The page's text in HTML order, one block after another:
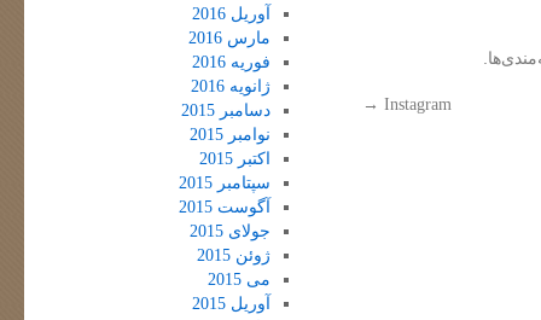
Instagram
→
آوریل 2016
مارس 2016
فوریه 2016
ژانویه 2016
دسامبر 2015
نوامبر 2015
اکتبر 2015
سپتامبر 2015
آگوست 2015
جولای 2015
ژوئن 2015
می 2015
آوریل 2015